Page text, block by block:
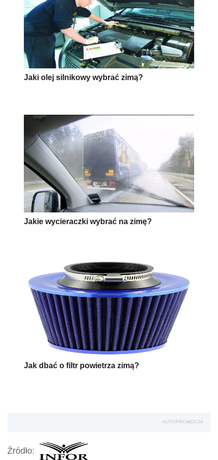
Jaki olej silnikowy wybrać zimą?
Jakie wycieraczki wybrać na zimę?
Jak dbać o filtr powietrza zimą?
AUTOPROMOCJA
Źródło: